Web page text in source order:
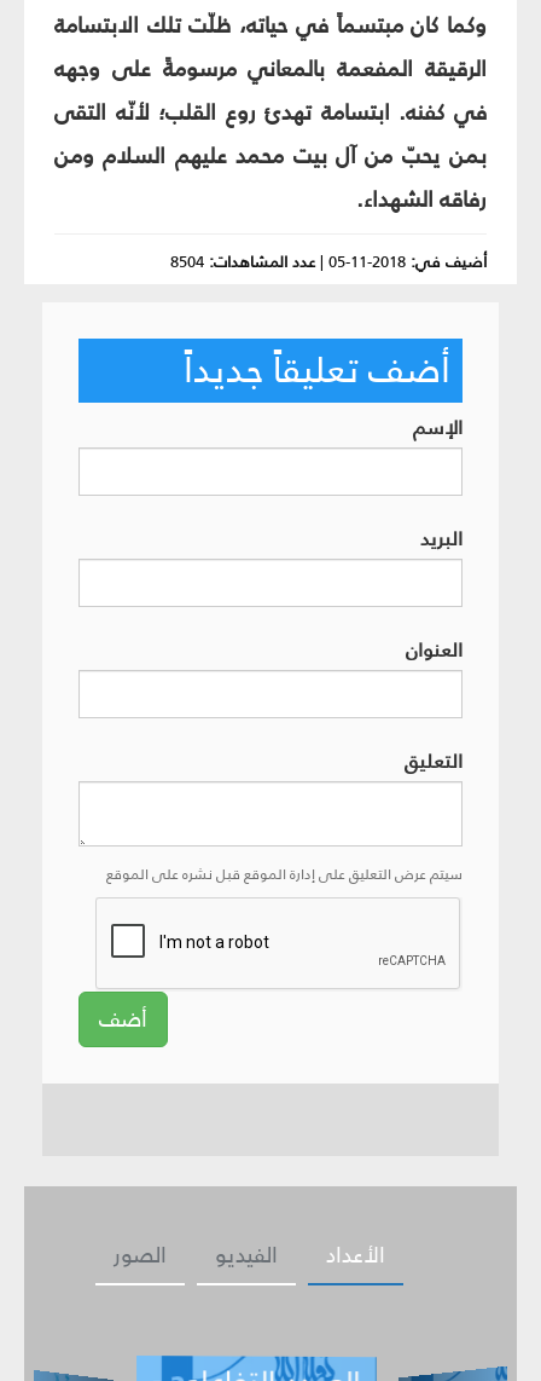
وكما كان مبتسماً في حياته، ظلّت تلك الابتسامة
الرقيقة المفعمة بالمعاني مرسومةً على وجهه
في كفنه. ابتسامة تهدئ روع القلب؛ لأنّه التقى
بمن يحبّ من آل بيت محمد عليهم السلام ومن
رفاقه الشهداء.
أضيف في: 2018-11-05
|عدد المشاهدات: 8504
أضف تعليقاً جديداً
الإسم
البريد
العنوان
التعليق
سيتم عرض التعليق على إدارة الموقع قبل نشره على الموقع
أضف
الصور الفيديو الأعداد